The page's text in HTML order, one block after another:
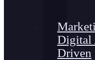
Digital
Driven